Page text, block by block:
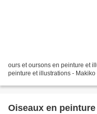
ours et oursons en peinture et
peinture et illustrations - Makiko
Oiseaux en